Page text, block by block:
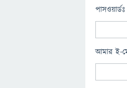
পাসওয়ার্ডঃ
আমার ই-